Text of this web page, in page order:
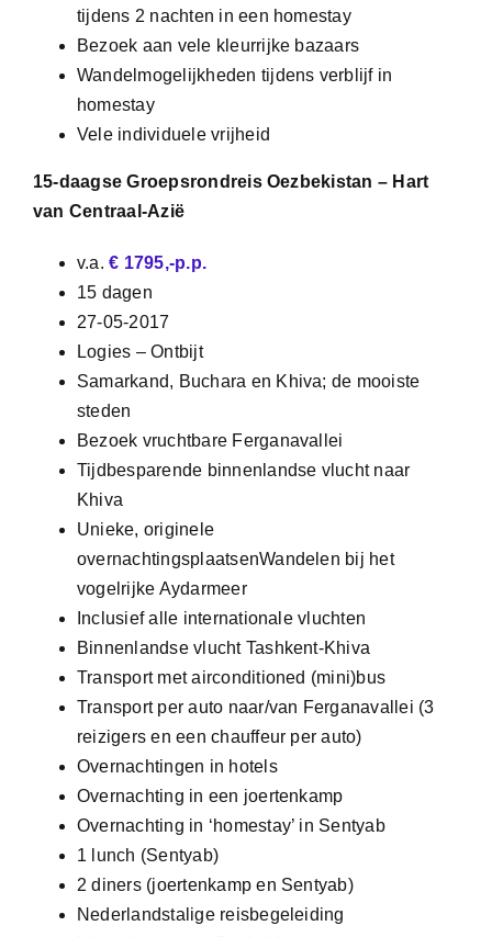
tijdens 2 nachten in een homestay
Bezoek aan vele kleurrijke bazaars
Wandelmogelijkheden tijdens verblijf in
homestay
Vele individuele vrijheid
15-daagse Groepsrondreis Oezbekistan – Hart
van Centraal-Azië
v.a.€ 1795,-p.p.
15 dagen
27-05-2017
Logies – Ontbijt
Samarkand, Buchara en Khiva; de mooiste
steden
Bezoek vruchtbare Ferganavallei
Tijdbesparende binnenlandse vlucht naar
Khiva
Unieke, originele
overnachtingsplaatsenWandelen bij het
vogelrijke Aydarmeer
Inclusief alle internationale vluchten
Binnenlandse vlucht Tashkent-Khiva
Transport met airconditioned (mini)bus
Transport per auto naar/van Ferganavallei (3
reizigers en een chauffeur per auto)
Overnachtingen in hotels
Overnachting in een joertenkamp
Overnachting in ‘homestay’ in Sentyab
1 lunch (Sentyab)
2 diners (joertenkamp en Sentyab)
Nederlandstalige reisbegeleiding